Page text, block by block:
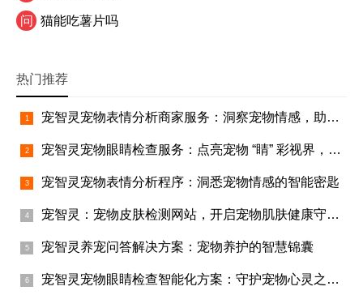
问 猫能吃薯片吗
热门推荐
宠智灵宠物表情分析商家服务：洞察宠物情感，助力商家腾飞
宠智灵宠物眼睛检查服务：点亮宠物 “睛” 彩视界，助力宠物行业蓬勃发展
宠智灵宠物表情分析程序：洞悉宠物情感的智能密匙
宠智灵：宠物皮肤检测网站，开启宠物肌肤健康守护之旅
宠智灵养宠问答解决方案：宠物养护的智慧锦囊
宠智灵宠物眼睛检查智能化方案：守护宠物心灵之窗的智慧之选